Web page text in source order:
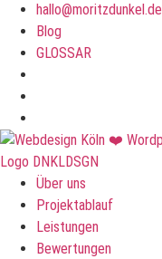
hallo@moritzdunkel.de
Blog
GLOSSAR
Über uns
Projektablauf
Leistungen
Bewertungen